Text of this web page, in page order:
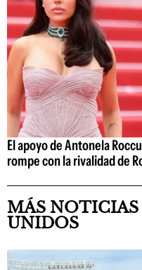
El apoyo de Antonela
rompe con la rivalidad de
MÁS NOTICIAS
UNIDOS